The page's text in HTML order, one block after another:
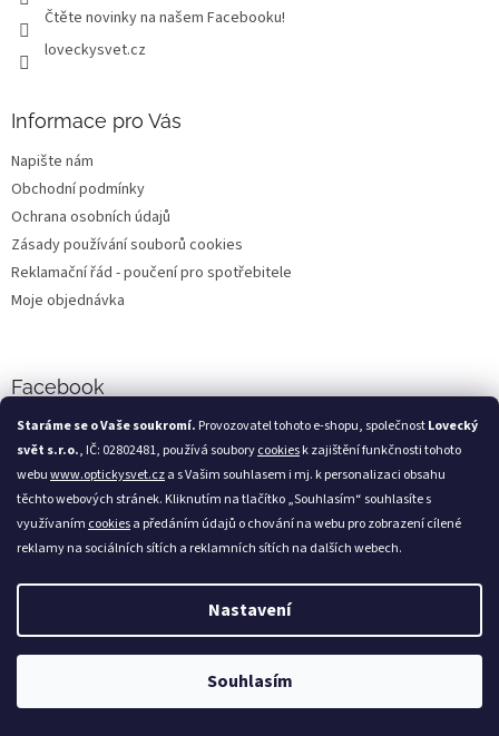
Staráme se o Vaše soukromí. Provozovatel tohoto e-shopu, společnostLovecký
svět s.r.o., IČ: 02802481, používá souborycookiesk zajištění funkčnosti tohoto
webuwww.optickysvet.cza s Vašim souhlasem i mj. k personalizaci obsahu
těchto webových stránek. Kliknutím na tlačítko „Souhlasím“ souhlasíte s
využívaním cookiesa předáním údajů o chování na webu pro zobrazení cílené
reklamy na sociálních sítích a reklamních sítích na dalších webech.
Nastavení
Souhlasím
Čtěte novinky na našem Facebooku!
loveckysvet.cz
Informace pro Vás
Napište nám
Obchodní podmínky
Ochrana osobních údajů
Zásady používání souborů cookies
Reklamační řád - poučení pro spotřebitele
Moje objednávka
Facebook
Loveckýsvět.cz
Vytvořil Shoptet
Optický svět. Všechna práva vyhrazena.